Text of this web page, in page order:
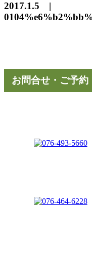
2017.1.5 |
お問合せ・ご予